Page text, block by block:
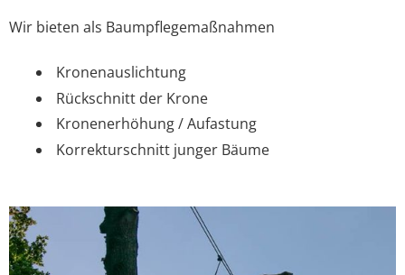
Wir bieten als Baumpflegemaßnahmen
Kronenauslichtung
Rückschnitt der Krone
Kronenerhöhung / Aufastung
Korrekturschnitt junger Bäume